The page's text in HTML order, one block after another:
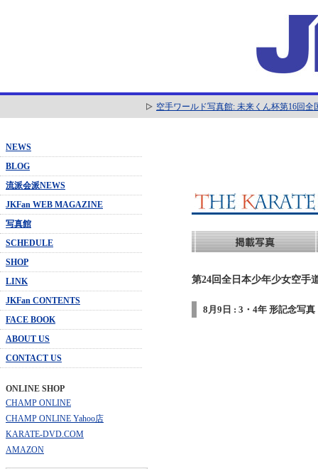
空手ワールド写真館: 未来くん杯第16回
NEWS
BLOG
流派会派NEWS
JKFan WEB MAGAZINE
写真館
SCHEDULE
SHOP
LINK
JKFan CONTENTS
FACE BOOK
ABOUT US
CONTACT US
ONLINE SHOP
CHAMP ONLINE
CHAMP ONLINE Yahoo店
KARATE-DVD.COM
AMAZON
第24回全日本少年少女空手
8月9日 : 3・4年 形記念写真